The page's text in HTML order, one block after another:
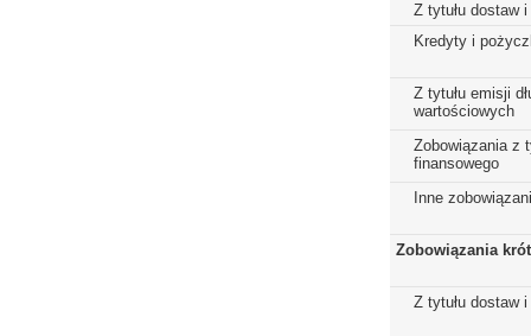
Z tytułu dostaw i
Kredyty i
Z tytułu emisji
wartościowych
Zobowiązania z
finansowego
Inne
Zobowiązania
Z tytułu dostaw i